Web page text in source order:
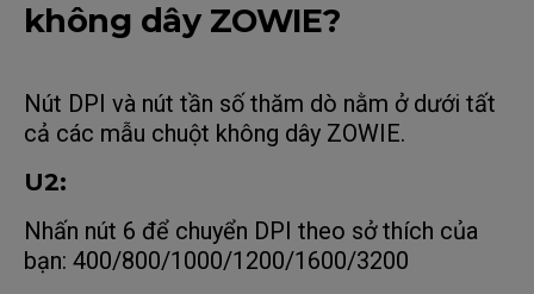
không dây ZOWIE?
Nút DPI và nút tần số thăm dò nằm ở dưới tất
cả các mẫu chuột không dây ZOWIE.
U2:
Nhấn nút 6 để chuyển DPI theo sở thích của
bạn: 400/800/1000/1200/1600/3200